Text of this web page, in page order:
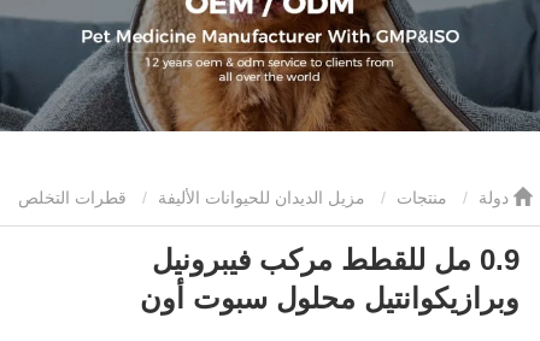
منتجات مزيل الديدان للحيوانات الأليفة قطرات التخلص
من الديدان للحيوانات الأليفة 0.9 مل للقطط مركب فيبرونيل
وبرازيكوانتيل محلول سبوت أون
0.9 مل للقطط مركب فيبرونيل
وبرازيكوانتيل محلول سبوت أون